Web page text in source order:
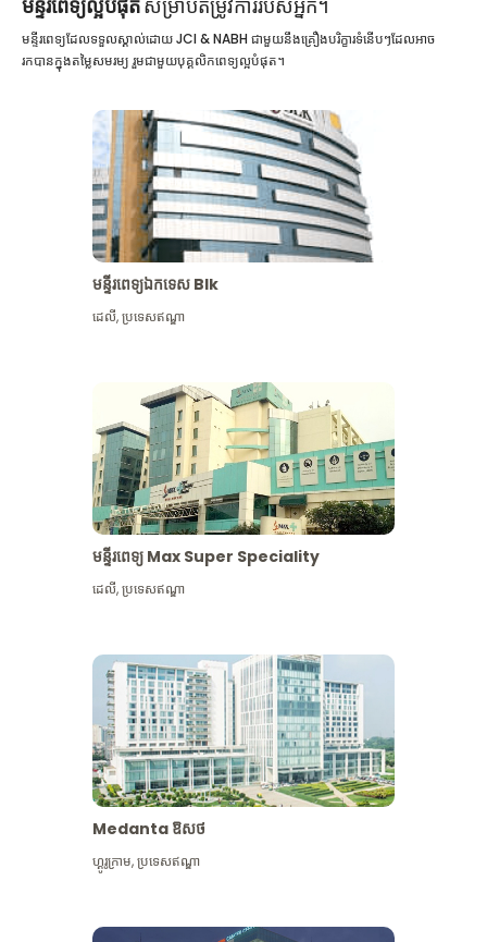
មន្ទីរពេទ្យល្អបំផុតសម្រាប់តម្រូវការរបស់អ្នក។
មន្ទីរពេទ្យដែលទទួលស្គាល់ដោយ JCI & NABH ជាមួយនឹងគ្រឿងបរិក្ខារទំនើបៗដែលអាច
រកបានក្នុងតម្លៃសមរម្យ រួមជាមួយបុគ្គលិកពេទ្យល្អបំផុត។
មន្ទីរពេទ្យឯកទេស Blk
ដេលី,ប្រទេសឥណ្ឌា
មន្ទីរពេទ្យ Max Super Speciality
ដេលី,ប្រទេសឥណ្ឌា
Medanta ឱសថ
ហ្គូរូក្រាម,ប្រទេសឥណ្ឌា